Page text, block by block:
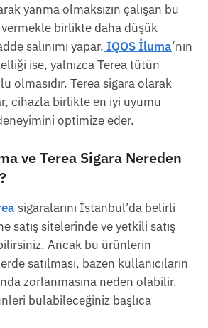
yanma olmaksızın çalışan bu
vermekle birlikte daha düşük
salınımı yapar. IQOS İluma‘nın
ise, yalnızca Terea tütün
olmasıdır. Terea sigara olarak
cihazla birlikte en iyi uyumu
optimize eder.
ve Terea Sigara Nereden
sigaralarını İstanbul’da belirli
satış sitelerinde ve yetkili satış
Ancak bu ürünlerin
satılması, bazen kullanıcıların
zorlanmasına neden olabilir.
bulabileceğiniz başlıca